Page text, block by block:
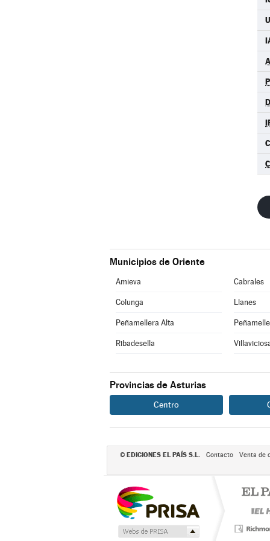
Municipios de Oriente
Amieva Cabrales
Colunga Llanes
Peñamellera Alta
Ribadesella
Provincias de Asturias
Centro
© EDICIONES EL PAÍS S.L. Contacto Venta de